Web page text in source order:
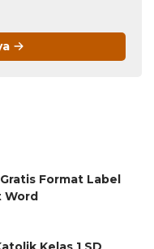
Format Label
Word